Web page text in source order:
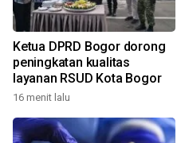
Ketua DPRD Bogor dorong
peningkatan kualitas
layanan RSUD Kota Bogor
16 menit lalu